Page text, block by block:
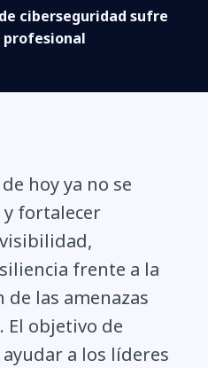
ciberseguridad sufre
profesional
hoy ya no se
fortalecer
frente a la
las amenazas
El objetivo de
a los líderes